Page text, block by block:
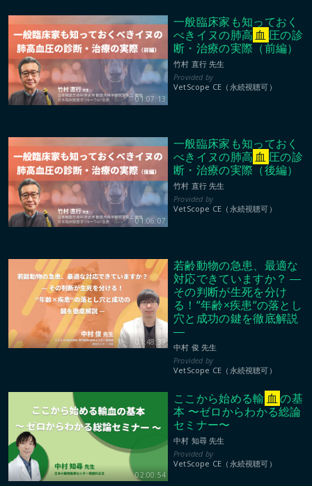
01:07:13
一般臨床家も知っておく
べきイヌの肺高 血 圧の診
断・治療の実際（前編）
竹村 直行 先生
VetScope CE（永続視聴可）
01:06:07
一般臨床家も知っておく
べきイヌの肺高 血 圧の診
断・治療の実際（後編）
竹村 直行 先生
VetScope CE（永続視聴可）
01:48:39
若齢動物の急患、最適な
対応できていますか？ ―
その判断が生死を分け
る！“年齢×疾患“の落とし
穴と成功の鍵を徹底解説
―
中村 俊 先生
VetScope CE（永続視聴可）
02:00:54
ここから始める輸 血 の基
本 〜ゼロからわかる総論
セミナー〜
中村 知尋 先生
VetScope CE（永続視聴可）